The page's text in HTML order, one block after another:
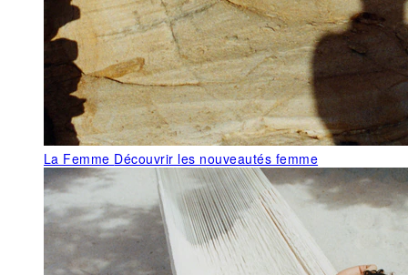
La Femme Découvrir les nouveautés femme